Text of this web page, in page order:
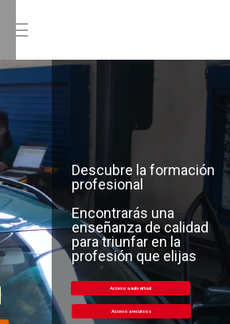
Descubre la formación
profesional
Encontrarás una
enseñanza de calidad
para triunfar en la
profesión que elijas
Acceso a aula virtual
Acceso a recursos